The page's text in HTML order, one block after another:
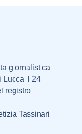
giornalistica
Lucca il 24
registro
Tassinari